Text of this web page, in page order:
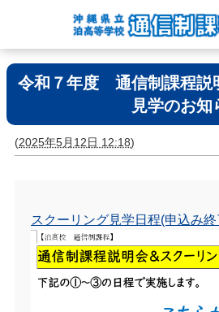
令和７年度 通信制課程説
見学のお知
(2025年5月12日 12:18)
スクーリング見学日程(申込み終